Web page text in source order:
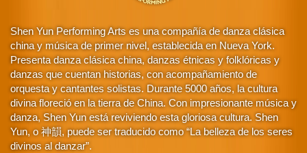
Shen Yun Performing Arts es una compañía de danza clásica
china y música de primer nivel, establecida en Nueva York.
Presenta danza clásica china, danzas étnicas y folklóricas y
danzas que cuentan historias, con acompañamiento de
orquesta y cantantes solistas. Durante 5000 años, la cultura
divina floreció en la tierra de China. Con impresionante música y
danza, Shen Yun está reviviendo esta gloriosa cultura. Shen
Yun, o 神韻, puede ser traducido como “La belleza de los seres
divinos al danzar”.